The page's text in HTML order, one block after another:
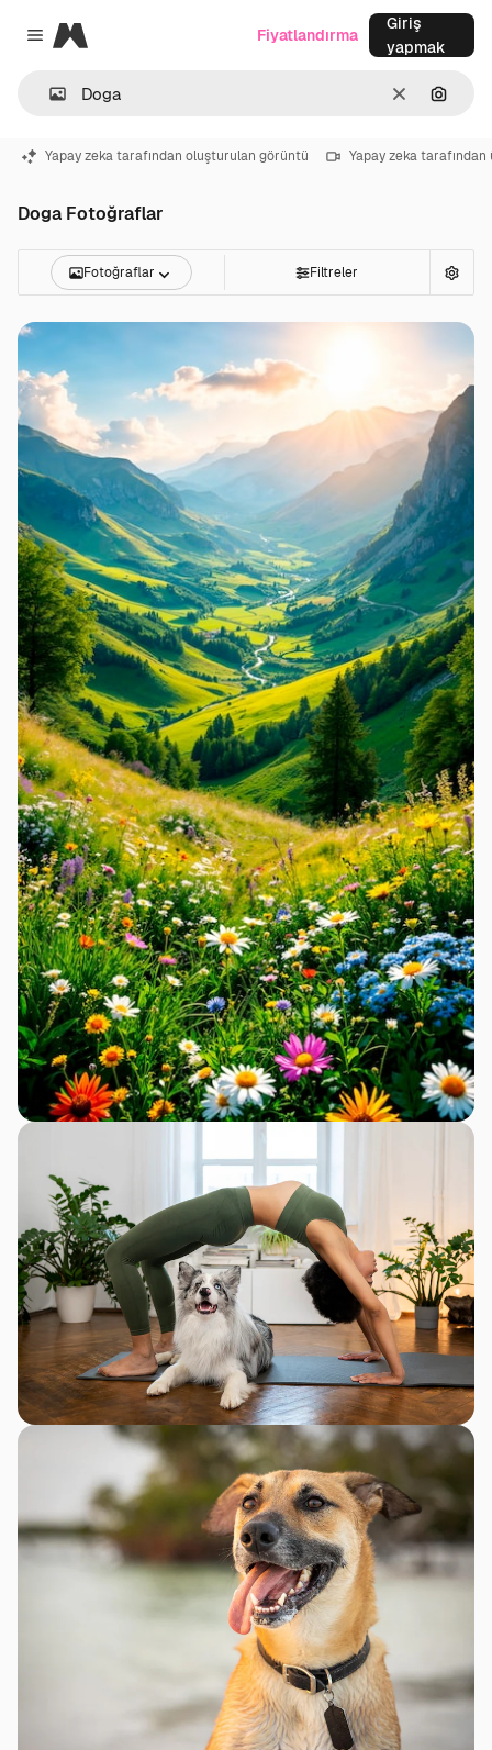
Close menu
Magnific
Temizlemek
Fiyatlandırma
Giriş
yapmak
Yapay zeka tarafından oluşturulan görüntü Yapay zeka
Doga Fotoğraflar
Fotoğraflar Filtreler